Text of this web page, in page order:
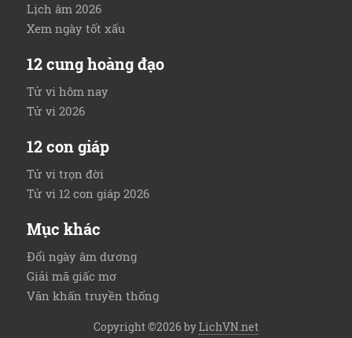
Lịch âm 2026
Xem ngày tốt xấu
12 cung hoàng đạo
Tử vi hôm nay
Tử vi 2026
12 con giáp
Tử vi trọn đời
Tử vi 12 con giáp 2026
Mục khác
Đổi ngày âm dương
Giải mã giấc mơ
Văn khấn truyền thống
Copyright ©2026 byLichVN.net